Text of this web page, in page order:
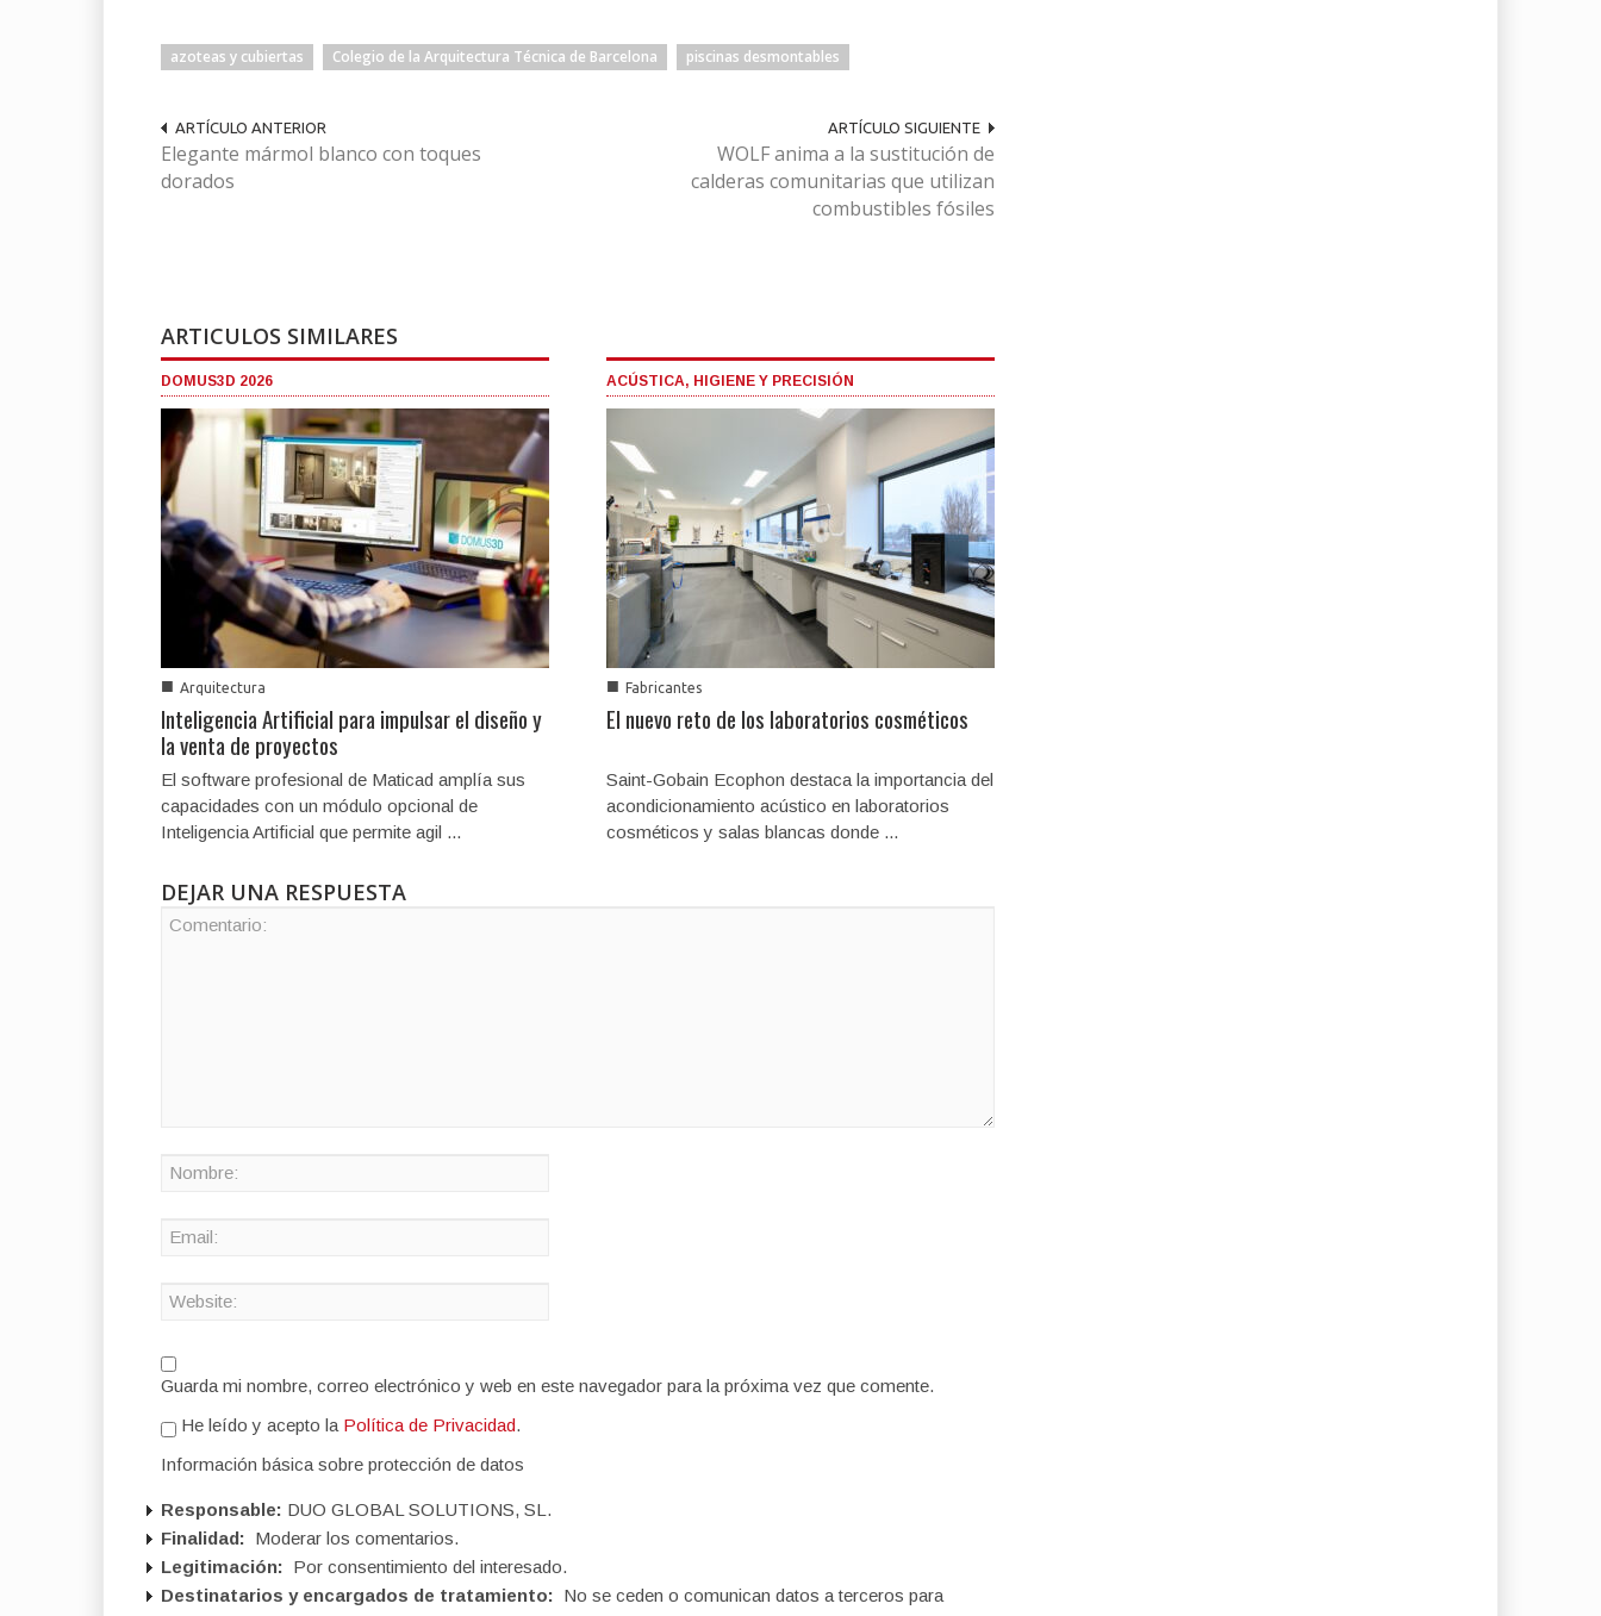
azoteas y cubiertas Colegio de la Arquitectura Técnica de Barcelona piscinas desmontables
ARTÍCULO ANTERIOR
Elegante mármol blanco con toques
dorados
ARTÍCULO SIGUIENTE
WOLF anima a la sustitución de
calderas comunitarias que utilizan
combustibles fósiles
ARTICULOS SIMILARES
DOMUS3D 2026
■ Arquitectura
Inteligencia Artificial para impulsar el diseño y
la venta de proyectos
El software profesional de Maticad amplía sus
capacidades con un módulo opcional de
Inteligencia Artificial que permite agil ...
ACÚSTICA, HIGIENE Y PRECISIÓN
■ Fabricantes
El nuevo reto de los laboratorios cosméticos
Saint-Gobain Ecophon destaca la importancia del
acondicionamiento acústico en laboratorios
cosméticos y salas blancas donde ...
DEJAR UNA RESPUESTA
Guarda mi nombre, correo electrónico y web en este navegador para la próxima vez que comente.
He leído y acepto la Política de Privacidad.
Información básica sobre protección de datos
Responsable: DUO GLOBAL SOLUTIONS, SL.
Finalidad: Moderar los comentarios.
Legitimación: Por consentimiento del interesado.
Destinatarios y encargados de tratamiento: No se ceden o comunican datos a terceros para